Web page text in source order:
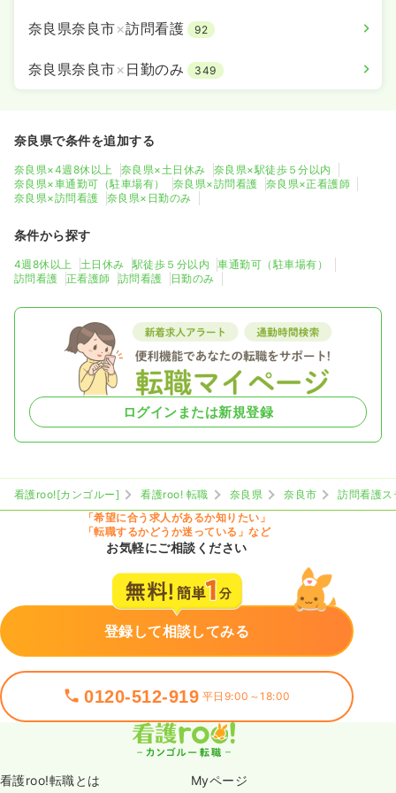
奈良県奈良市×訪問看護 92
奈良県奈良市× 日勤のみ 349
奈良県で条件を追加する
奈良県×4週8休以上 奈良県×土日休み
奈良県×駅徒歩５分以内
奈良県×車通勤可（駐車場有）
奈良県×訪問看護
奈良県×正看護師
奈良県×訪問看護
奈良県×日勤のみ
条件から探す
4週8休以上 土日休み 駅徒歩５分以内
車通勤可（駐車場有）
訪問看護
正看護師 訪問看護 日勤のみ
ログインまたは新規登録
看護roo![カンゴルー] 看護roo! 転職 奈良県 奈良市
訪問看護
「希望に合う求人があるか知りたい」
「転職するかどうか迷っている」など
お気軽にご相談ください
登録して相談してみる
0120-512-919 平日9:00～18:00
看護roo!転職とは Myページ